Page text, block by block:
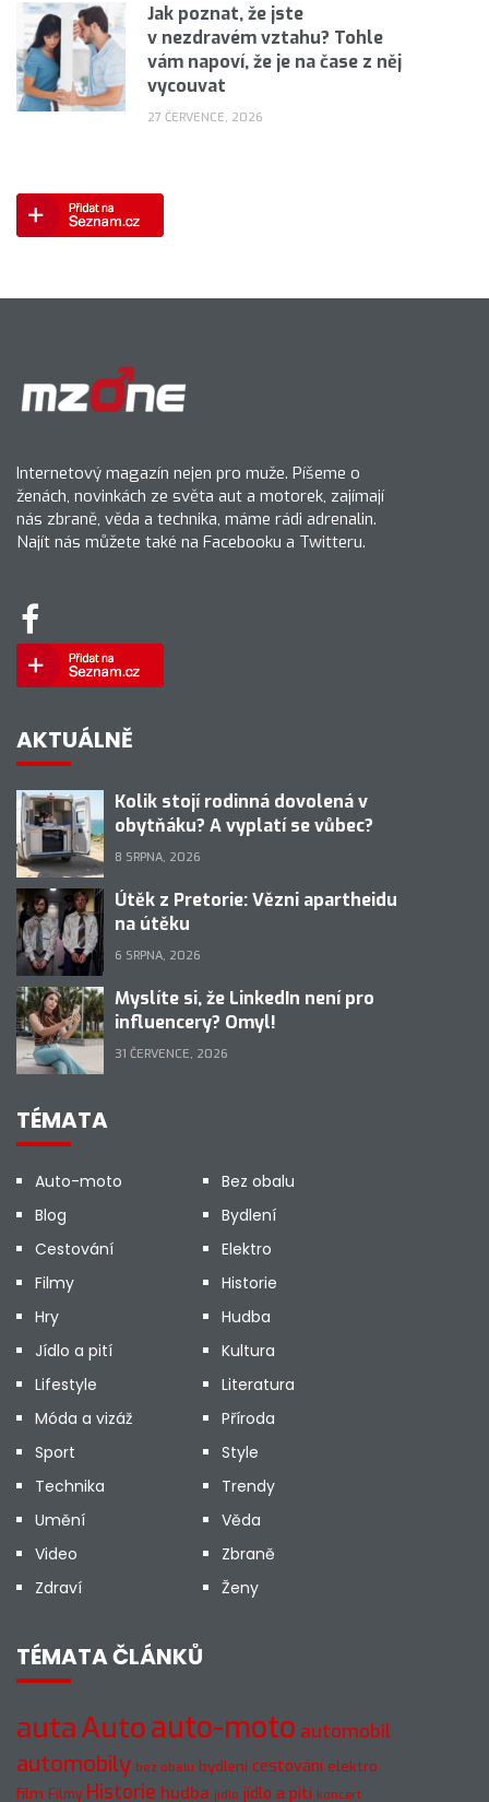
Jak poznat, že jste
v nezdravém vztahu? Tohle
vám napoví, že je na čase z něj
vycouvat
27 ČERVENCE, 2026
Internetový magazín nejen pro muže. Píšeme o
ženách, novinkách ze světa aut a motorek, zajímají
nás zbraně, věda a technika, máme rádi adrenalin.
Najít nás můžete také na Facebooku a Twitteru.
AKTUÁLNĚ
Kolik stojí rodinná dovolená v
obytňáku? A vyplatí se vůbec?
8 SRPNA, 2026
Útěk z Pretorie: Vězni apartheidu
na útěku
6 SRPNA, 2026
Myslíte si, že LinkedIn není pro
influencery? Omyl!
31 ČERVENCE, 2026
TÉMATA
Auto-moto
Bez obalu
Blog
Bydlení
Cestování
Elektro
Filmy
Historie
Hry
Hudba
Jídlo a pití
Kultura
Lifestyle
Literatura
Móda a vizáž
Příroda
Sport
Style
Technika
Trendy
Umění
Věda
Video
Zbraně
Zdraví
Ženy
TÉMATA ČLÁNKŮ
autaAutoauto-moto automobil
automobily bez obalu bydlení cestování elektro
film Filmy Historie hudba jídlo jídlo a pití koncert